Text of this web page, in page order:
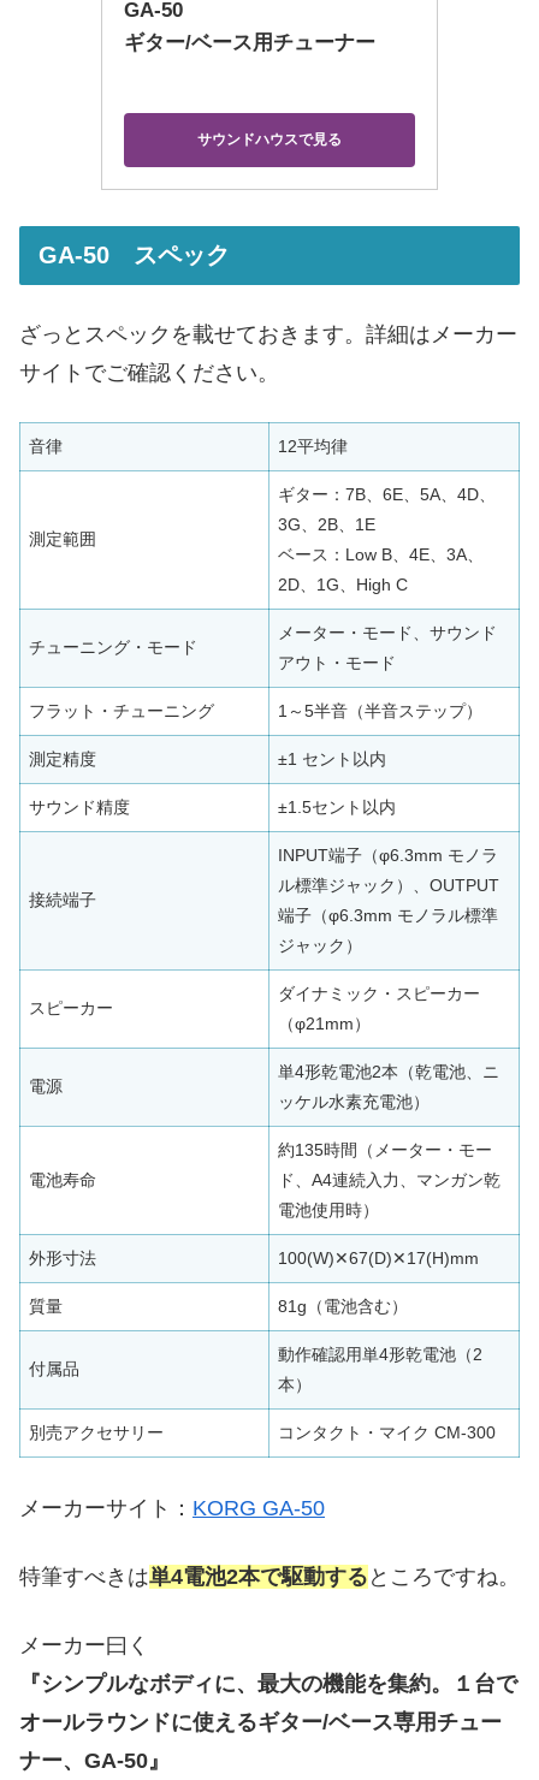
GA-50
ギター/ベース用チューナー
サウンドハウスで見る
GA-50 スペック
ざっとスペックを載せておきます。詳細はメーカー
サイトでご確認ください。
音律 12平均律
測定範囲
ギター：7B、6E、5A、4D、
3G、2B、1E
ベース：Low B、4E、3A、
2D、1G、High C
チューニング・モード
メーター・モード、サウンド
アウト・モード
フラット・チューニング 1～5半音（半音ステップ）
測定精度 ±1 セント以内
サウンド精度 ±1.5セント以内
接続端子
INPUT端子（φ6.3mm モノラ
ル標準ジャック）、OUTPUT
端子（φ6.3mm モノラル標準
ジャック）
スピーカー
ダイナミック・スピーカー
（φ21mm）
電源
単4形乾電池2本（乾電池、ニ
ッケル水素充電池）
電池寿命
約135時間（メーター・モー
ド、A4連続入力、マンガン乾
電池使用時）
外形寸法 100(W)✕67(D)✕17(H)mm
質量 81g（電池含む）
付属品
動作確認用単4形乾電池（2
本）
別売アクセサリー コンタクト・マイク CM-300
メーカーサイト： KORG GA-50
特筆すべきは単4電池2本で駆動する ところですね。
メーカー曰く
『シンプルなボディに、最大の機能を集約。１台で
オールラウンドに使えるギター/ベース専用チュー
ナー、GA-50』